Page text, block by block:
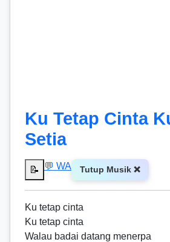
Ku Tetap Cinta
Setia
📝 💬 WA Tutup Musik ❌
Ku tetap cinta
Ku tetap cinta
Walau badai datang menerpa